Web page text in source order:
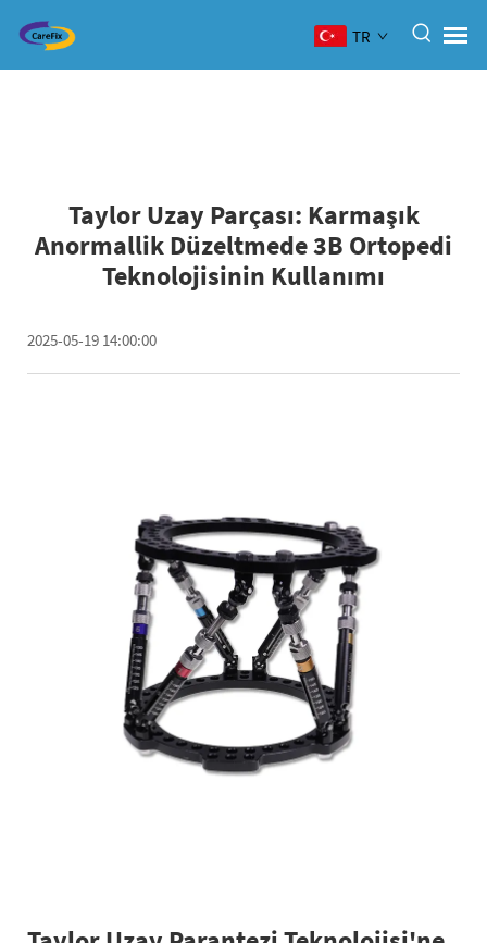
TR
Taylor Uzay Parçası: Karmaşık
Anormallik Düzeltmede 3B Ortopedi
Teknolojisinin Kullanımı
2025-05-19 14:00:00